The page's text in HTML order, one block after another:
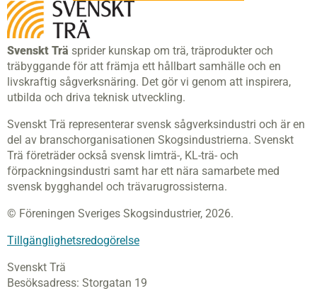
Svenskt Trä sprider kunskap om trä, träprodukter och
träbyggande för att främja ett hållbart samhälle och en
livskraftig sågverksnäring. Det gör vi genom att inspirera,
utbilda och driva teknisk utveckling.
Svenskt Trä representerar svensk sågverksindustri och är en
del av branschorganisationen Skogsindustrierna. Svenskt
Trä företräder också svensk limträ-, KL-trä- och
förpackningsindustri samt har ett nära samarbete med
svensk bygghandel och trävarugrossisterna.
© Föreningen Sveriges Skogsindustrier, 2026.
Tillgänglighetsredogörelse
Svenskt Trä
Besöksadress: Storgatan 19